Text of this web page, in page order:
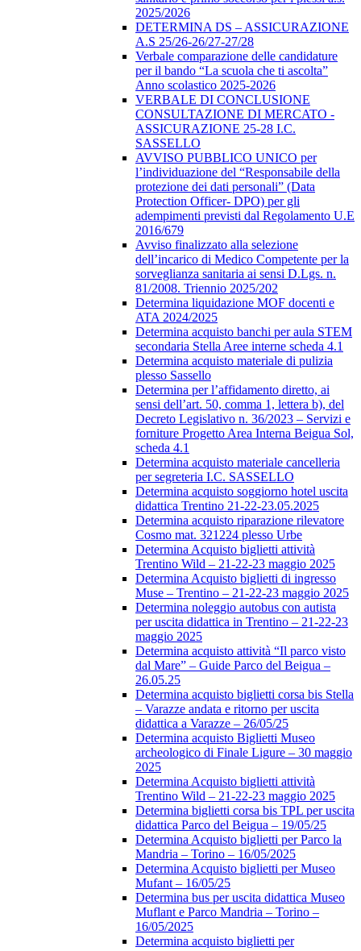
2025/2026
DETERMINA DS – ASSICURAZIONE
A.S 25/26-26/27-27/28
Verbale comparazione delle candidature
per il bando “La scuola che ti ascolta”
Anno scolastico 2025-2026
VERBALE DI CONCLUSIONE
CONSULTAZIONE DI MERCATO -
ASSICURAZIONE 25-28 I.C.
SASSELLO
AVVISO PUBBLICO UNICO per
l’individuazione del “Responsabile della
protezione dei dati personali” (Data
Protection Officer- DPO) per gli
adempimenti previsti dal Regolamento U.E
2016/679
Avviso finalizzato alla selezione
dell’incarico di Medico Competente per la
sorveglianza sanitaria ai sensi D.Lgs. n.
81/2008. Triennio 2025/202
Determina liquidazione MOF docenti e
ATA 2024/2025
Determina acquisto banchi per aula STEM
secondaria Stella Aree interne scheda 4.1
Determina acquisto materiale di pulizia
plesso Sassello
Determina per l’affidamento diretto, ai
sensi dell’art. 50, comma 1, lettera b), del
Decreto Legislativo n. 36/2023 – Servizi e
forniture Progetto Area Interna Beigua Sol,
scheda 4.1
Determina acquisto materiale cancelleria
per segreteria I.C. SASSELLO
Determina acquisto soggiorno hotel uscita
didattica Trentino 21-22-23.05.2025
Determina acquisto riparazione rilevatore
Cosmo mat. 321224 plesso Urbe
Determina Acquisto biglietti attività
Trentino Wild – 21-22-23 maggio 2025
Determina Acquisto biglietti di ingresso
Muse – Trentino – 21-22-23 maggio 2025
Determina noleggio autobus con autista
per uscita didattica in Trentino – 21-22-23
maggio 2025
Determina acquisto attività “Il parco visto
dal Mare” – Guide Parco del Beigua –
26.05.25
Determina acquisto biglietti corsa bis Stella
– Varazze andata e ritorno per uscita
didattica a Varazze – 26/05/25
Determina acquisto Biglietti Museo
archeologico di Finale Ligure – 30 maggio
2025
Determina Acquisto biglietti attività
Trentino Wild – 21-22-23 maggio 2025
Determina biglietti corsa bis TPL per uscita
didattica Parco del Beigua – 19/05/25
Determina Acquisto biglietti per Parco la
Mandria – Torino – 16/05/2025
Determina Acquisto biglietti per Museo
Mufant – 16/05/25
Determina bus per uscita didattica Museo
Muflant e Parco Mandria – Torino –
16/05/2025
Determina acquisto biglietti per